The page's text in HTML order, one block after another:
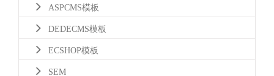
ASPCMS模板
DEDECMS模板
ECSHOP模板
SEM